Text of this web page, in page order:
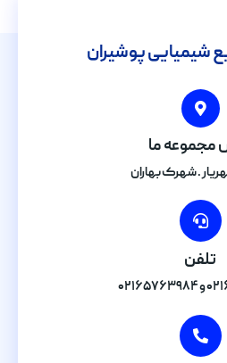
شیمیایی پوشیران
مجموعه ما
. شهرک بهاران
تلفن